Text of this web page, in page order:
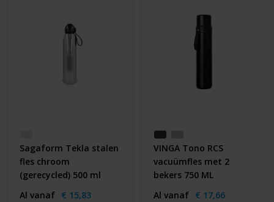
Sagaform Tekla stalen
fles chroom
(gerecycled) 500 ml
Al vanaf € 15,83
VINGA Tono RCS
vacuümfles met 2
bekers 750 ML
Al vanaf € 17,66